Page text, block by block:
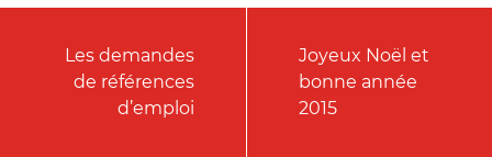
Les demandes
de références
d’emploi
Joyeux Noël et
bonne année
2015